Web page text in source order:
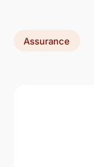
Assurance